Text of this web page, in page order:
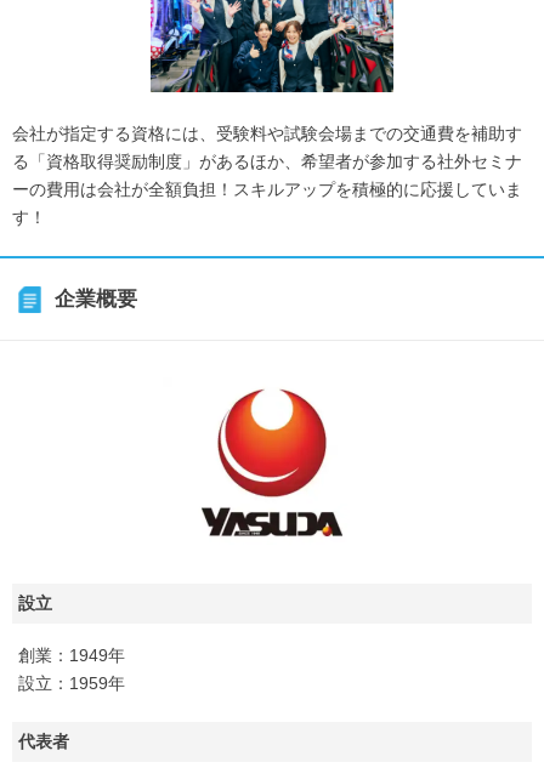
会社が指定する資格には、受験料や試験会場までの交通費を補助す
る「資格取得奨励制度」があるほか、希望者が参加する社外セミナ
ーの費用は会社が全額負担！スキルアップを積極的に応援していま
す！
企業概要
設立
創業：1949年
設立：1959年
代表者